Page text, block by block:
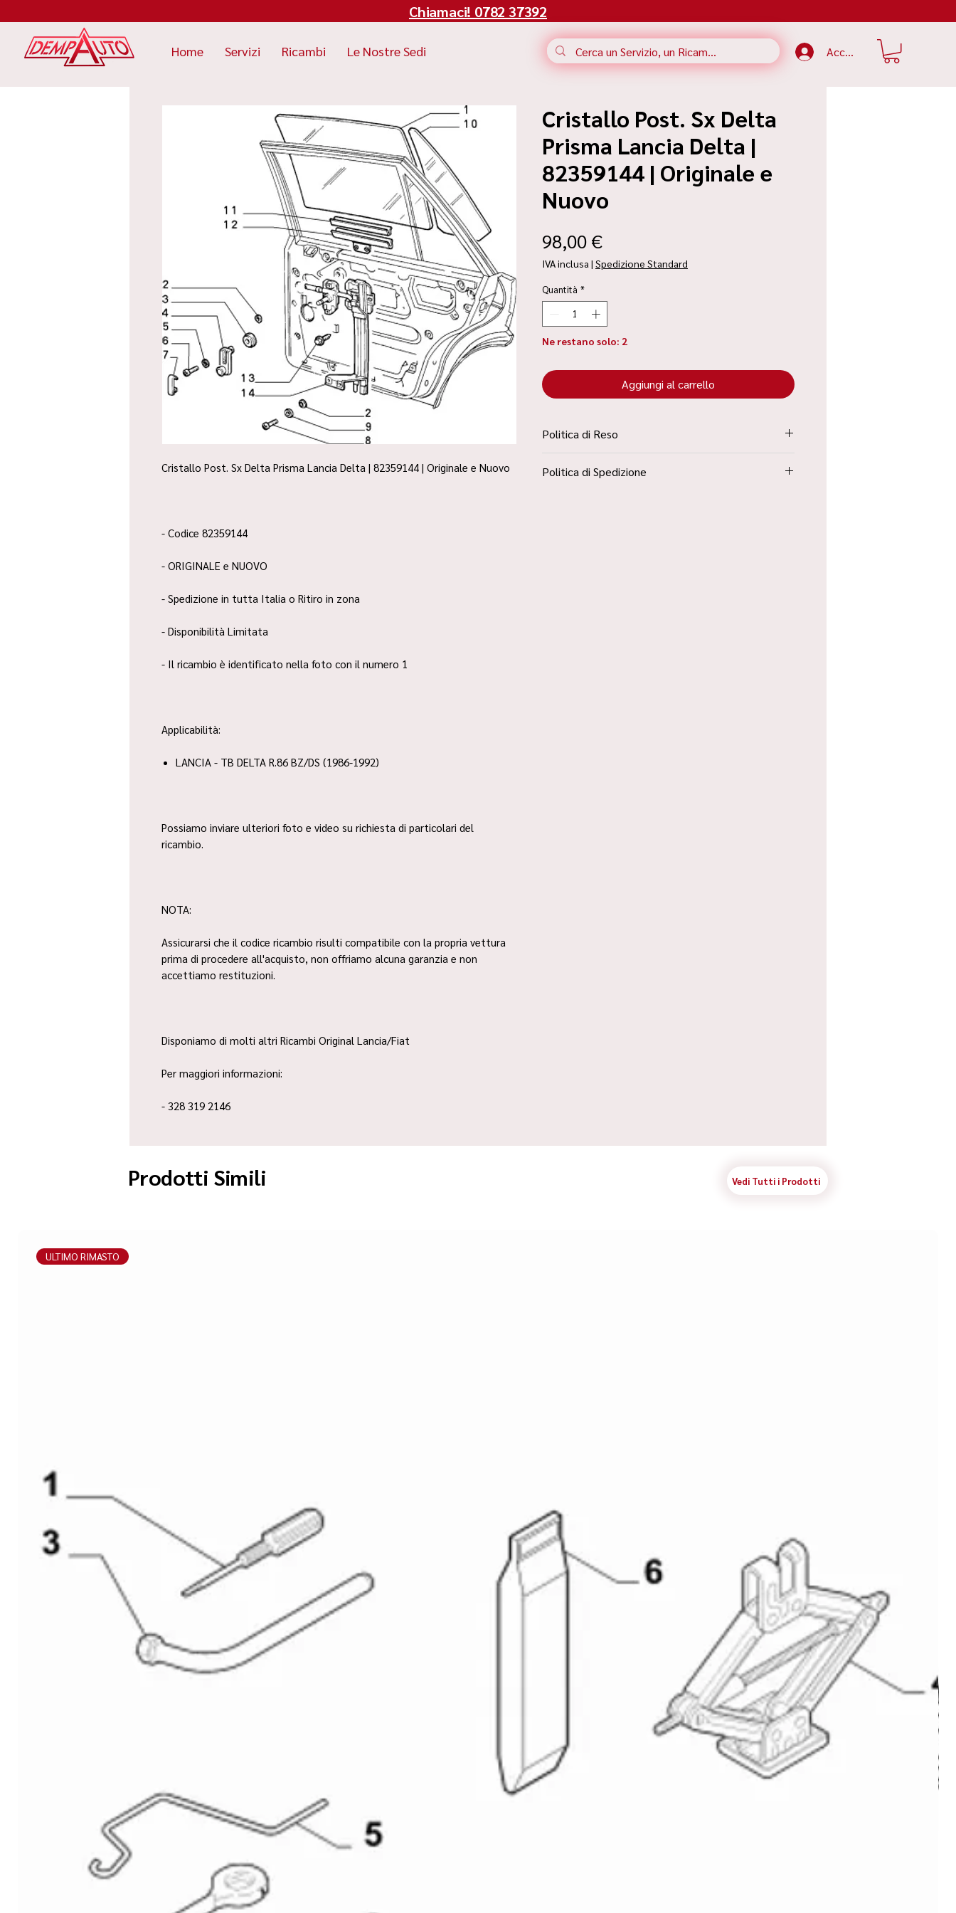
Chiamaci! 0782 37392
Accedi
Home Servizi Ricambi Le Nostre Sedi
Cristallo Post. Sx Delta Prisma Lancia Delta | 82359144 | Originale e Nuovo
- Codice 82359144
- ORIGINALE e NUOVO
- Spedizione in tutta Italia o Ritiro in zona
- Disponibilità Limitata
- Il ricambio è identificato nella foto con il numero 1
Applicabilità:
LANCIA - TB DELTA R.86 BZ/DS (1986-1992)
Possiamo inviare ulteriori foto e video su richiesta di particolari del
ricambio.
NOTA:
Assicurarsi che il codice ricambio risulti compatibile con la propria vettura
prima di procedere all'acquisto, non offriamo alcuna garanzia e non
accettiamo restituzioni.
Disponiamo di molti altri Ricambi Original Lancia/Fiat
Per maggiori informazioni:
- 328 319 2146
Cristallo Post. Sx Delta
Prisma Lancia Delta |
82359144 | Originale e
Nuovo
98,00 €Prezzo
IVA inclusa | Spedizione Standard
Quantità *
Ne restano solo: 2
Aggiungi al carrello
Politica di Reso
Condizioni”
Politica di Spedizione
Prodotti Simili Vedi Tutti i Prodotti
ULTIMO RIMASTO